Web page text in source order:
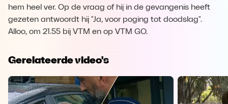
hem heel ver. Op de vraag of hij in de gevangenis heeft
gezeten antwoordt hij "Ja, voor poging tot doodslag".
Alloo, om 21.55 bij VTM en op VTM GO.
Gerelateerde video's